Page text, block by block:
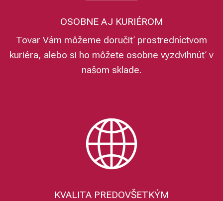
OSOBNE AJ KURIÉROM
Tovar Vám môžeme doručiť prostredníctvom
kuriéra, alebo si ho môžete osobne vyzdvihnúť v
našom sklade.
KVALITA PREDOVŠETKÝM